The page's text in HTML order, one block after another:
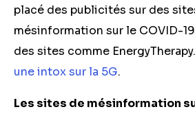
placé des publicités sur des
mésinformation sur le COVID-
des sites comme
une intox sur la 5G.
Les sites de mésinformation